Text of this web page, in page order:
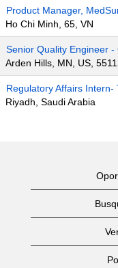
Product Manager,
Ho Chi Minh, 65, VN
Senior Quality Engineer
Arden Hills, MN, US,
Regulatory Affairs Intern-
Riyadh, Saudi Arabia